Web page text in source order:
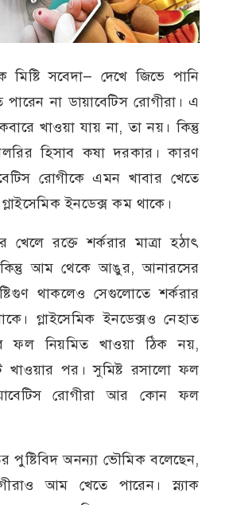
সবেদা— দেখে জিভে পানি
না ডায়াবেটিস রোগীরা। এ
খাওয়া যায় না, তা নয়। কিন্তু
হিসাব কষা দরকার। কারণ
রোগীকে এমন খাবার খেতে
ইনডেক্স কম থাকে।
খেলে রক্তে শর্করার মাত্রা হঠাৎ
কিন্তু আম থেকে আঙুর, আনারসের
থাকলেও সেগুলোতে শর্করার
গ্লাইসেমিক ইনডেক্সও নেহাত
নিয়মিত খাওয়া ঠিক নয়,
খাওয়ার পর। সুমিষ্ট রসালো ফল
রোগীরা আর কোন ফল
পুষ্টিবিদ অনন্যা ভৌমিক বলেছেন,
আম খেতে পারেন। স্ন্যাক